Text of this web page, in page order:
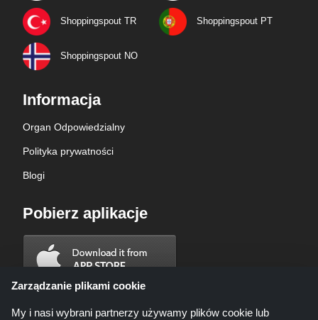
Shoppingspout TR Shoppingspout PT
Shoppingspout NO
Informacja
Organ Odpowiedzialny
Polityka prywatności
Blogi
Pobierz aplikacje
Zarządzanie plikami cookie
My i nasi wybrani partnerzy używamy plików cookie lub